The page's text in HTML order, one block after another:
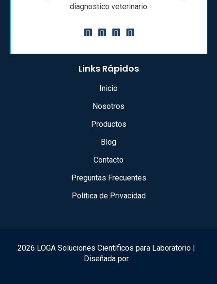
diagnostico veterinario.
Links Rápidos
Inicio
Nosotros
Productos
Blog
Contacto
Preguntas Frecuentes
Política de Privacidad
2026 LOGA Soluciones Científicos para Laboratorio |
Diseñada por